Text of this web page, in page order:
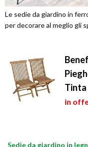
Le sedie da giardino in
per decorare al meglio gli
Tinta
in
Sedie da giardino in